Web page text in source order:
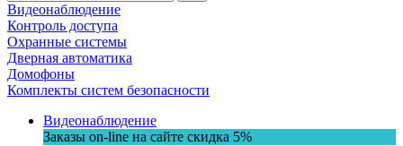
Видеонаблюдение
Контроль доступа
Охранные системы
Дверная автоматика
Домофоны
Комплекты систем безопасности
Видеонаблюдение
Заказы on-line на сaйте скидка 5%